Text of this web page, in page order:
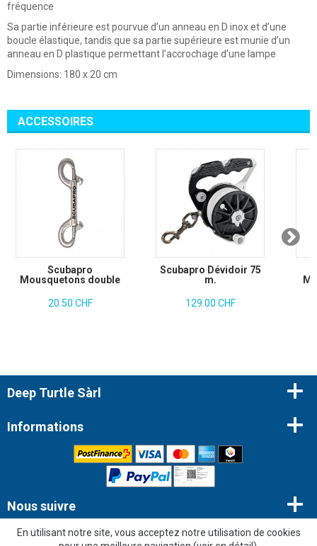
fréquence
Sa partie inférieure est pourvue d’un anneau en D inox et d’une
boucle élastique, tandis que sa partie supérieure est munie d’un
anneau en D plastique permettant l’accrochage d’une lampe
Dimensions: 180 x 20 cm
ACCESSOIRES
Scubapro
Mousquetons double
20.50 CHF
Scubapro Dévidoir 75
m.
129.00 CHF
Deep Turtle Sàrl
Informations
Nous suivre
Newsletter
En utilisant notre site, vous acceptez notre utilisation de cookies